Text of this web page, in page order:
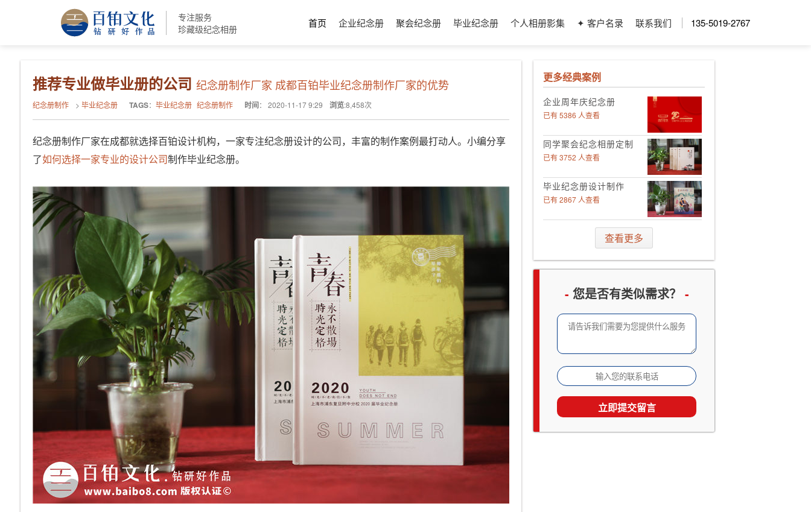
专注服务
珍藏级纪念相册
首页 企业纪念册 聚会纪念册 毕业纪念册 个人相册影集 ✦ 客户名录 联系我们 135-5019-2767
推荐专业做毕业册的公司 纪念册制作厂家 成都百铂毕业纪念册制作厂家的优势
纪念册制作 > 毕业纪念册 TAGS： 毕业纪念册 纪念册制作 时间： 2020-11-17 9:29 浏览:8,458次
纪念册制作厂家在成都就选择百铂设计机构，一家专注纪念册设计的公司，丰富的制作案例最打动人。小编分享
了如何选择一家专业的设计公司制作毕业纪念册。
更多经典案例
企业周年庆纪念册
已有 5386 人查看
同学聚会纪念相册定制
已有 3752 人查看
毕业纪念册设计制作
已有 2867 人查看
领导工作影集定制
企业邮册设计定制
成长留念及成人礼相册
已有 2533 人查看
家庭及生日相册影集
已有 1867 人查看
旅行照片书定制
已有 1538 人查看
查看更多
- 您是否有类似需求？ -